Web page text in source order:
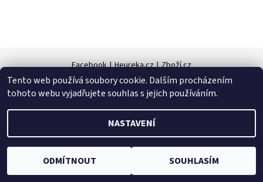
Facebook | Heureka.cz | Zboží.cz
2026 © Zahradní technika VOLEJNÍK, všechna práva vyhrazena
Vytvořil Shoptet
Tento web používá soubory cookie. Dalším procházením
tohoto webu vyjadřujete souhlas s jejich používáním.
NASTAVENÍ
ODMÍTNOUT SOUHLASÍM